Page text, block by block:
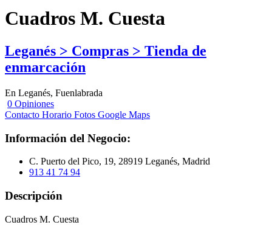
Cuadros M. Cuesta
Leganés > Compras > Tienda de
enmarcación
En Leganés, Fuenlabrada
0 Opiniones
Contacto Horario Fotos Google Maps
Información del Negocio:
C. Puerto del Pico, 19, 28919 Leganés, Madrid
913 41 74 94
Descripción
Cuadros M. Cuesta